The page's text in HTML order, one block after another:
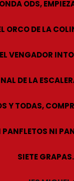
ODS,
ORCO DE LA
EL VENGADOR
DE LA
Y TODAS,
PANFLETOS NI
SIETE GRAPAS.